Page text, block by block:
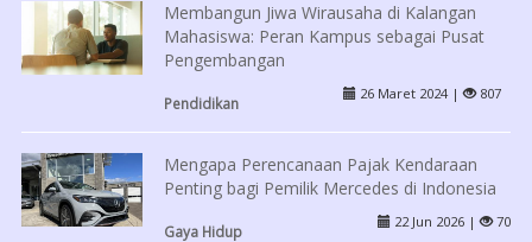
Membangun Jiwa Wirausaha di Kalangan
Mahasiswa: Peran Kampus sebagai Pusat
Pengembangan
Pendidikan
26 Maret 2024 | 807
Mengapa Perencanaan Pajak Kendaraan
Penting bagi Pemilik Mercedes di Indonesia
Gaya Hidup
22 Jun 2026 | 70